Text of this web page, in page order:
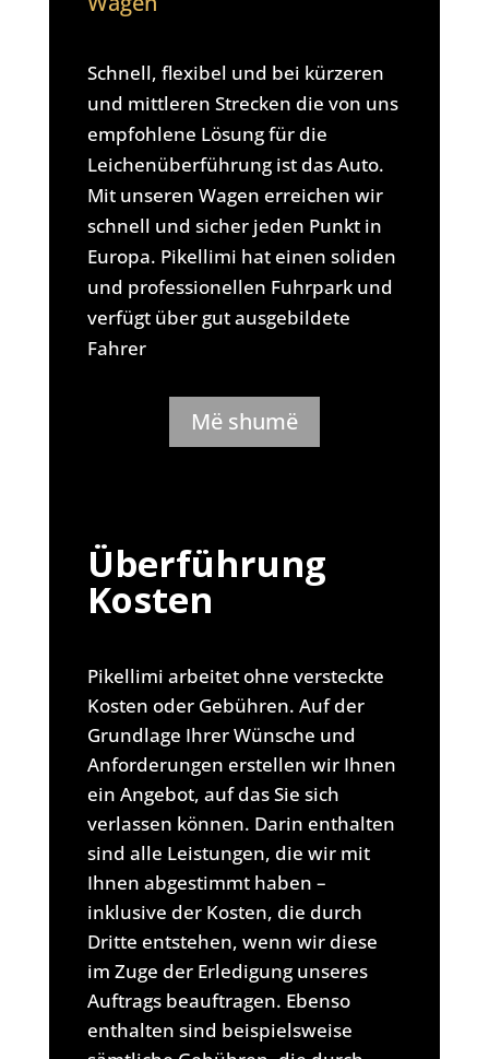
Schnell, flexibel und bei kürzeren
und mittleren Strecken die von uns
empfohlene Lösung für die
Leichenüberführung ist das Auto.
Mit unseren Wagen erreichen wir
schnell und sicher jeden Punkt in
Europa. Pikellimi hat einen soliden
und professionellen Fuhrpark und
verfügt über gut ausgebildete
Fahrer
Më shumë
Überführung
Kosten
Pikellimi arbeitet ohne versteckte
Kosten oder Gebühren. Auf der
Grundlage Ihrer Wünsche und
Anforderungen erstellen wir Ihnen
ein Angebot, auf das Sie sich
verlassen können. Darin enthalten
sind alle Leistungen, die wir mit
Ihnen abgestimmt haben –
inklusive der Kosten, die durch
Dritte entstehen, wenn wir diese
im Zuge der Erledigung unseres
Auftrags beauftragen. Ebenso
enthalten sind beispielsweise